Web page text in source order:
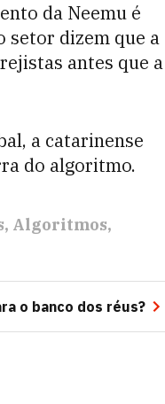
da Neemu é
setor dizem que a
antes que a
a catarinense
do algoritmo.
Algoritmos
o banco dos réus?